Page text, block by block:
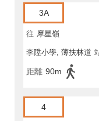
3A
往 摩星嶺
李陞小學, 薄扶林道
距離 90m
4